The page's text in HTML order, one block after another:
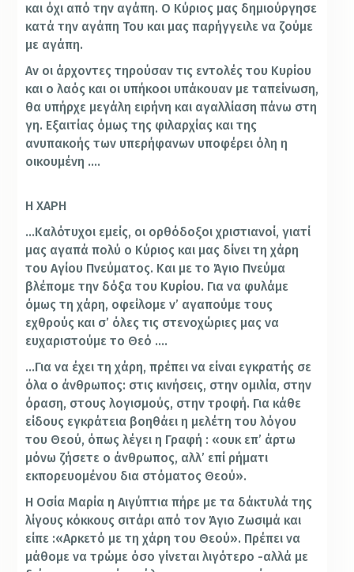
και όχι από την αγάπη. Ο Κύριος μας δημιούργησε
κατά την αγάπη Του και μας παρήγγειλε να ζούμε
με αγάπη.
Αν οι άρχοντες τηρούσαν τις εντολές του Κυρίου
και ο λαός και οι υπήκοοι υπάκουαν με ταπείνωση,
θα υπήρχε μεγάλη ειρήνη και αγαλλίαση πάνω στη
γη. Εξαιτίας όμως της φιλαρχίας και της
ανυπακοής των υπερήφανων υποφέρει όλη η
οικουμένη ….
Η ΧΑΡΗ
…Καλότυχοι εμείς, οι ορθόδοξοι χριστιανοί, γιατί
μας αγαπά πολύ ο Κύριος και μας δίνει τη χάρη
του Αγίου Πνεύματος. Και με το Άγιο Πνεύμα
βλέπομε την δόξα του Κυρίου. Για να φυλάμε
όμως τη χάρη, οφείλομε ν’ αγαπούμε τους
εχθρούς και σ’ όλες τις στενοχώριες μας να
ευχαριστούμε το Θεό ….
…Για να έχει τη χάρη, πρέπει να είναι εγκρατής σε
όλα ο άνθρωπος: στις κινήσεις, στην ομιλία, στην
όραση, στους λογισμούς, στην τροφή. Για κάθε
είδους εγκράτεια βοηθάει η μελέτη του λόγου
του Θεού, όπως λέγει η Γραφή : «ουκ επ’ άρτω
μόνω ζήσετε ο άνθρωπος, αλλ’ επί ρήματι
εκπορευομένου δια στόματος Θεού».
Η Οσία Μαρία η Αιγύπτια πήρε με τα δάκτυλά της
λίγους κόκκους σιτάρι από τον Άγιο Ζωσιμά και
είπε :«Αρκετό με τη χάρη του Θεού». Πρέπει να
μάθομε να τρώμε όσο γίνεται λιγότερο -αλλά με